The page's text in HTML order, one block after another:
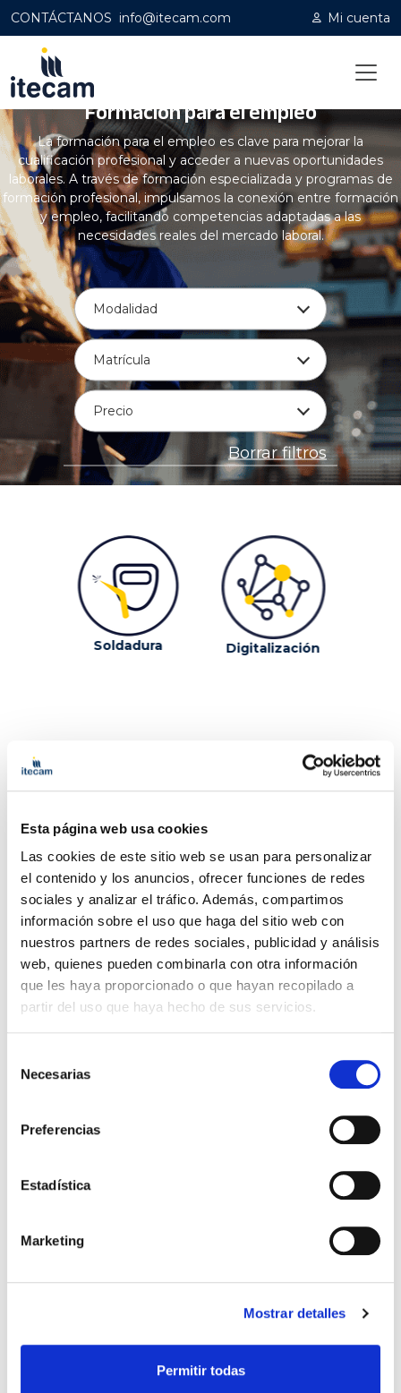
Esta página web usa cookies
Las cookies de este sitio web se usan para personalizar
el contenido y los anuncios, ofrecer funciones de redes
sociales y analizar el tráfico. Además, compartimos
información sobre el uso que haga del sitio web con
nuestros partners de redes sociales, publicidad y análisis
web, quienes pueden combinarla con otra información
que les haya proporcionado o que hayan recopilado a
partir del uso que haya hecho de sus servicios.
Necesarias
Preferencias
Estadística
Marketing
Mostrar detalles
Permitir todas
CONTÁCTANOS info@itecam.com Mi cuenta
Home | Formación empleo
Formación para el empleo
La formación para el empleo es clave para mejorar la
cualificación profesional y acceder a nuevas oportunidades
laborales. A través de formación especializada y programas de
formación profesional, impulsamos la conexión entre formación
y empleo, facilitando competencias adaptadas a las
necesidades reales del mercado laboral.
Modalidad
Matrícula
Precio
Borrar filtros
Soldadura Digitalización
Soldadura
Curso Soldadura por arco bajo gas
consumible, soldeo «TIG»
Gratuito